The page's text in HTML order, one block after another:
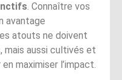
. Connaître vos
avantage
atouts ne doivent
mais aussi cultivés et
maximiser l’impact.